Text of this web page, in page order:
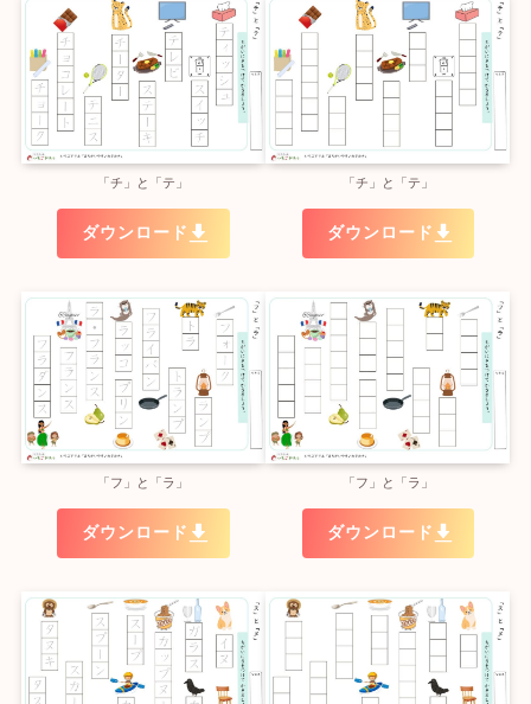
「チ」と「テ」
ダウンロード
「チ」と「テ」
ダウンロード
「フ」と「ラ」
ダウンロード
「フ」と「ラ」
ダウンロード